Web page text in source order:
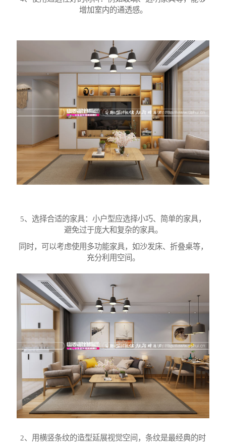
增加室内的通透感。
5、选择合适的家具：小户型应选择小巧、简单的家具，
避免过于庞大和复杂的家具。
同时，可以考虑使用多功能家具，如沙发床、折叠桌等，
充分利用空间。
2、用横竖条纹的造型延展视觉空间 ，条纹是最经典的时